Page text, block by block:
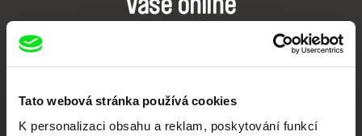
Tato webová stránka používá cookies
K personalizaci obsahu a reklam, poskytování funkcí
Vaše online
Nové festivalové filmy
každý týden